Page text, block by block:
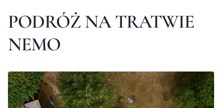
PODRÓŻ NA TRATWIE
NEMO